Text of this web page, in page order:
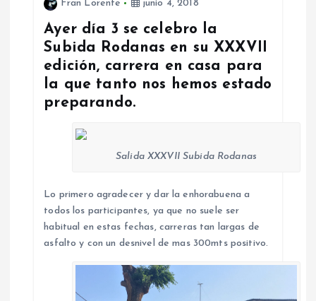
Fran Lorente junio 4, 2018
Ayer día 3 se celebro la
Subida Rodanas en su XXXVII
edición, carrera en casa para
la que tanto nos hemos estado
preparando.
Salida XXXVII Subida Rodanas
Lo primero agradecer y dar la enhorabuena a
todos los participantes, ya que no suele ser
habitual en estas fechas, carreras tan largas de
asfalto y con un desnivel de mas 300mts positivo.